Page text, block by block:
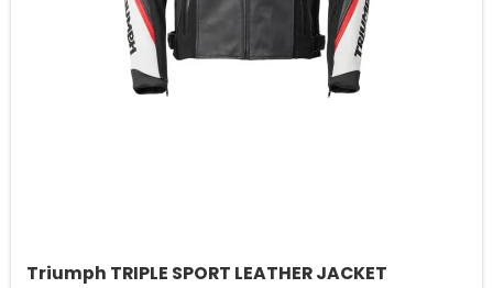
Triumph TRIPLE SPORT LEATHER JACKET